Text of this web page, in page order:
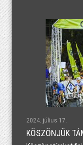
2024. július 17.
KÖSZÖNJÜK